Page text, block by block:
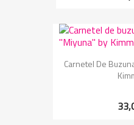

Carnetel De